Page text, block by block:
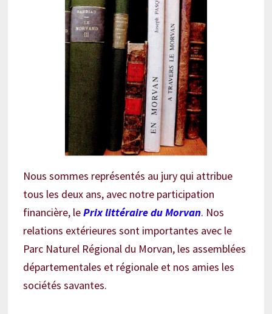
Nous sommes représentés au jury qui attribue
tous les deux ans, avec notre participation
financière, lePrix littéraire du Morvan. Nos
relations extérieures sont importantes avec le
Parc Naturel Régional du Morvan, les assemblées
départementales et régionale et nos amies les
sociétés savantes.